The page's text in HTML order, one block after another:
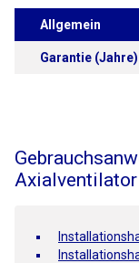
Allgemein
Garantie (Jahre)
Axialventilator